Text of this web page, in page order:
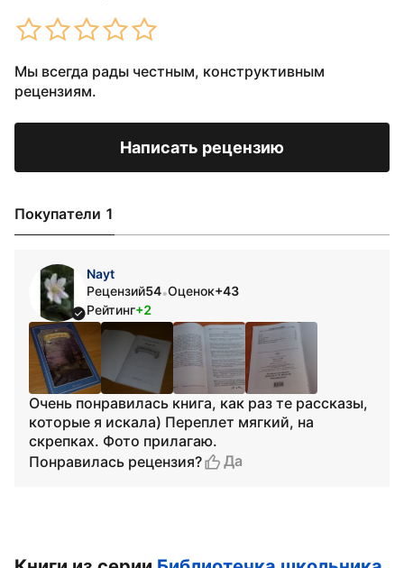
Мы всегда рады честным, конструктивным
рецензиям.
Написать рецензию
Покупатели 1
Nayt
Рецензий54•Оценок+43
Рейтинг+2
Очень понравилась книга, как раз те рассказы,
которые я искала) Переплет мягкий, на
скрепках. Фото прилагаю.
Понравилась рецензия?
Да